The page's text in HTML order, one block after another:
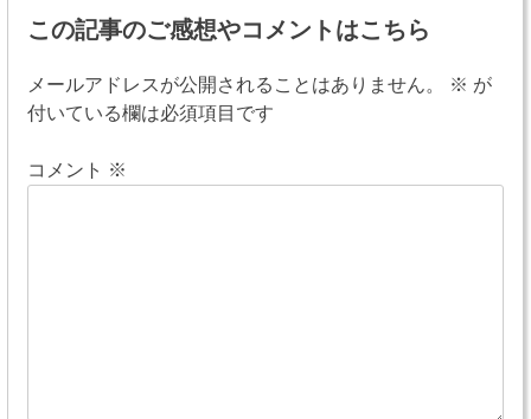
この記事のご感想やコメントはこちら
メールアドレスが公開されることはありません。 ※ が
付いている欄は必須項目です
コメント ※